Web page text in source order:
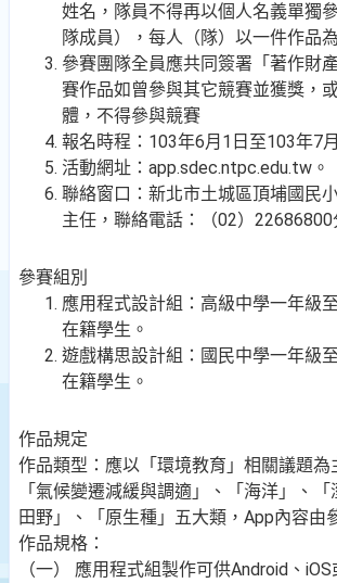
姓名，隊員不得再以個人名義單獨
隊成員），每人（隊）以一件作品
參賽團隊全員應共同簽署「著作財
賽作品如曾參與其它競賽並獲獎，
體，不得參與競賽
報名時程：103年6月1日至103年7
活動網址：app.sdec.ntpc.edu.tw。
聯絡窗口：新北市土城區頂埔國民
主任，聯絡電話：（02）22686800
參賽組別
應用程式設計組：高級中學一年級
在籍學生。
遊戲構思設計組：國民中學一年級
在籍學生。
作品規定
作品類型：應以「環境教育」相關議題為
「氣候變遷減緩與調適」、「海洋」、
田野」、「原生種」五大類，App內容由
作品規格：
（一） 應用程式組製作可供Android、